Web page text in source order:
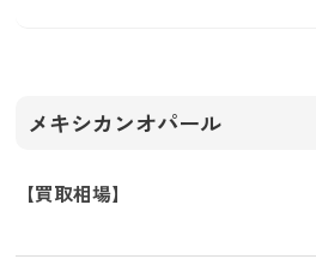
メキシカンオパール
【買取相場】